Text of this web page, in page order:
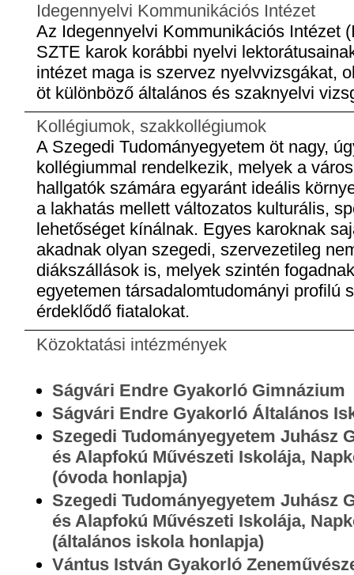
Idegennyelvi Kommunikációs Intézet
Az Idegennyelvi Kommunikációs Intézet
SZTE karok korábbi nyelvi
intézet maga is szervez nyelvvizsgákat,
öt különböző általános és szaknyelvi
Kollégiumok, szakkollégiumok
A Szegedi Tudományegyetem öt nagy,
kollégiummal rendelkezik, melyek a
hallgatók számára egyaránt ideális
a lakhatás mellett változatos kulturális,
lehetőséget kínálnak. Egyes karoknak
akadnak olyan szegedi, szervezetileg
diákszállások is, melyek szintén
egyetemen társadalomtudományi profilú
érdeklődő fiatalokat.
Közoktatási intézmények
Ságvári Endre Gyakorló Gimnázium
Ságvári Endre Gyakorló Általános
Szegedi Tudományegyetem Juhász
és Alapfokú Művészeti Iskolája,
(óvoda honlapja)
Szegedi Tudományegyetem Juhász
és Alapfokú Művészeti Iskolája,
(általános iskola honlapja)
Vántus István Gyakorló